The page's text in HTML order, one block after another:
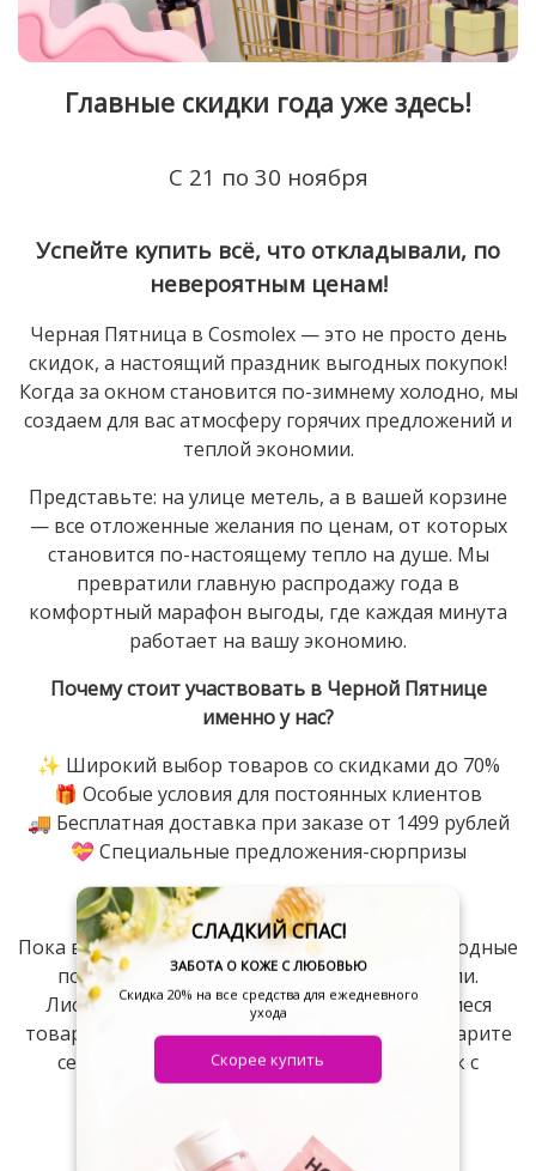
Главные скидки года уже здесь!
C 21 по 30 ноября
Успейте купить всё, что откладывали, по
невероятным ценам!
Черная Пятница в Cosmolex — это не просто день
скидок, а настоящий праздник выгодных покупок!
Когда за окном становится по-зимнему холодно, мы
создаем для вас атмосферу горячих предложений и
теплой экономии.
Представьте: на улице метель, а в вашей корзине
— все отложенные желания по ценам, от которых
становится по-настоящему тепло на душе. Мы
превратили главную распродажу года в
комфортный марафон выгоды, где каждая минута
работает на вашу экономию.
Почему стоит участвовать в Черной Пятнице
именно у нас?
✨ Широкий выбор товаров со скидками до 70%
🎁 Особые условия для постоянных клиентов
🚚 Бесплатная доставка при заказе от 1499 рублей
💝 Специальные предложения-сюрпризы
Не откладывайте счастье на потом!
Пока вы читаете это предложение, самые выгодные
позиции уже разбирают другие покупатели.
Листайте каталог, добавляйте понравившиеся
товары в корзину и оформляйте заказ — подарите
себе и близким радость выгодных покупок с
Cosmolex!
СЛАДКИЙ СПАС!
ЗАБОТА О КОЖЕ С ЛЮБОВЬЮ
Скидка 20% на все средства для ежедневного
ухода
Скорее купить